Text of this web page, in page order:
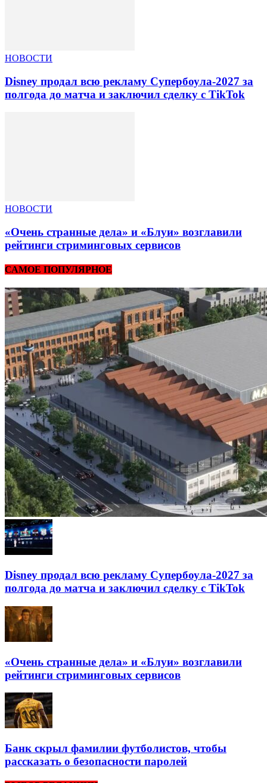
НОВОСТИ
Disney продал всю рекламу Супербоула-2027 за
полгода до матча и заключил сделку с TikTok
НОВОСТИ
«Очень странные дела» и «Блуи» возглавили
рейтинги стриминговых сервисов
САМОЕ ПОПУЛЯРНОЕ
Disney продал всю рекламу Супербоула-2027 за
полгода до матча и заключил сделку с TikTok
«Очень странные дела» и «Блуи» возглавили
рейтинги стриминговых сервисов
Банк скрыл фамилии футболистов, чтобы
рассказать о безопасности паролей